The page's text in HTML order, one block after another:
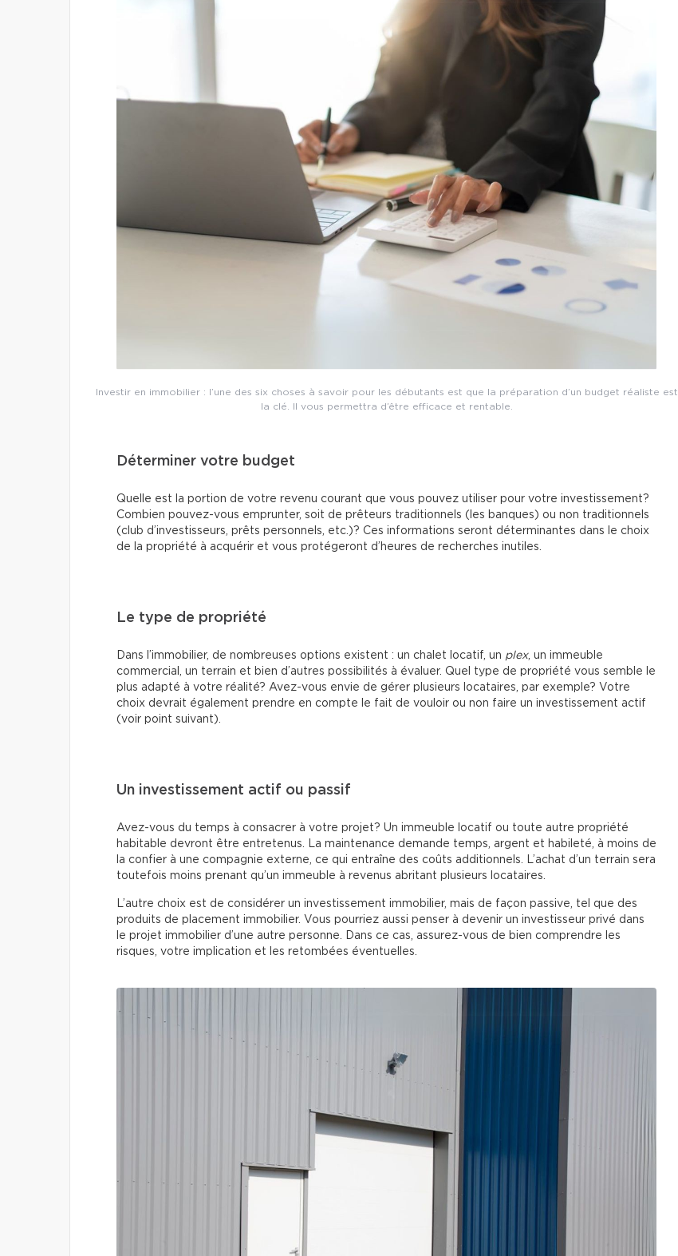
Investir en immobilier : l’une des six choses à savoir pour les débutants est que la préparation d’un budget réaliste est
la clé. Il vous permettra d’être efficace et rentable.
Déterminer votre budget
Quelle est la portion de votre revenu courant que vous pouvez utiliser pour votre investissement?
Combien pouvez-vous emprunter, soit de prêteurs traditionnels (les banques) ou non traditionnels
(club d’investisseurs, prêts personnels, etc.)? Ces informations seront déterminantes dans le choix
de la propriété à acquérir et vous protégeront d’heures de recherches inutiles.
Le type de propriété
Dans l’immobilier, de nombreuses options existent : un chalet locatif, un plex, un immeuble
commercial, un terrain et bien d’autres possibilités à évaluer. Quel type de propriété vous semble le
plus adapté à votre réalité? Avez-vous envie de gérer plusieurs locataires, par exemple? Votre
choix devrait également prendre en compte le fait de vouloir ou non faire un investissement actif
(voir point suivant).
Un investissement actif ou passif
Avez-vous du temps à consacrer à votre projet? Un immeuble locatif ou toute autre propriété
habitable devront être entretenus. La maintenance demande temps, argent et habileté, à moins de
la confier à une compagnie externe, ce qui entraîne des coûts additionnels. L’achat d’un terrain sera
toutefois moins prenant qu’un immeuble à revenus abritant plusieurs locataires.
L’autre choix est de considérer un investissement immobilier, mais de façon passive, tel que des
produits de placement immobilier. Vous pourriez aussi penser à devenir un investisseur privé dans
le projet immobilier d’une autre personne. Dans ce cas, assurez-vous de bien comprendre les
risques, votre implication et les retombées éventuelles.